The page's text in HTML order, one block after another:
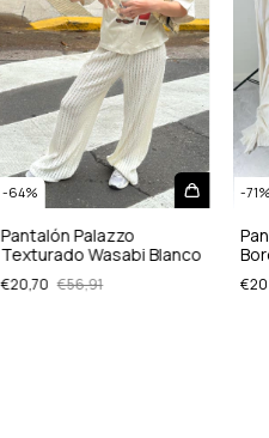
-64%
Pantalón Palazzo
Texturado Wasabi Blanco
€20,70 €56,91
-71